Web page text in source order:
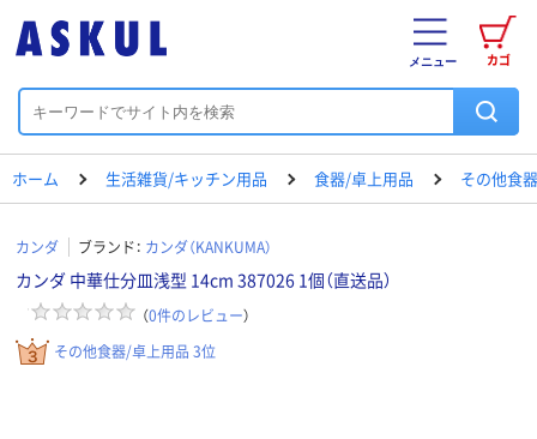
カゴ
メニュー
ホーム 生活雑貨/キッチン用品 食器/卓上用品 その他食
カンダ ブランド： カンダ（KANKUMA）
カンダ 中華仕分皿浅型 14cm 387026 1個（直送品）
（0件のレビュー）
その他食器/卓上用品 3位